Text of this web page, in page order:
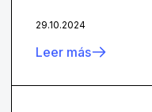
29.10.2024
Leer más